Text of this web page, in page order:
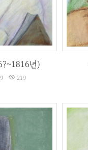
년)
219